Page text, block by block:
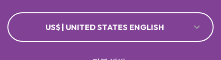
US$ | UNITED STATES ENGLISH